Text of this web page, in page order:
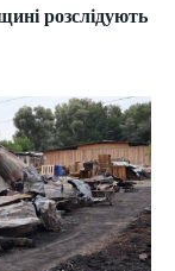
розслідують